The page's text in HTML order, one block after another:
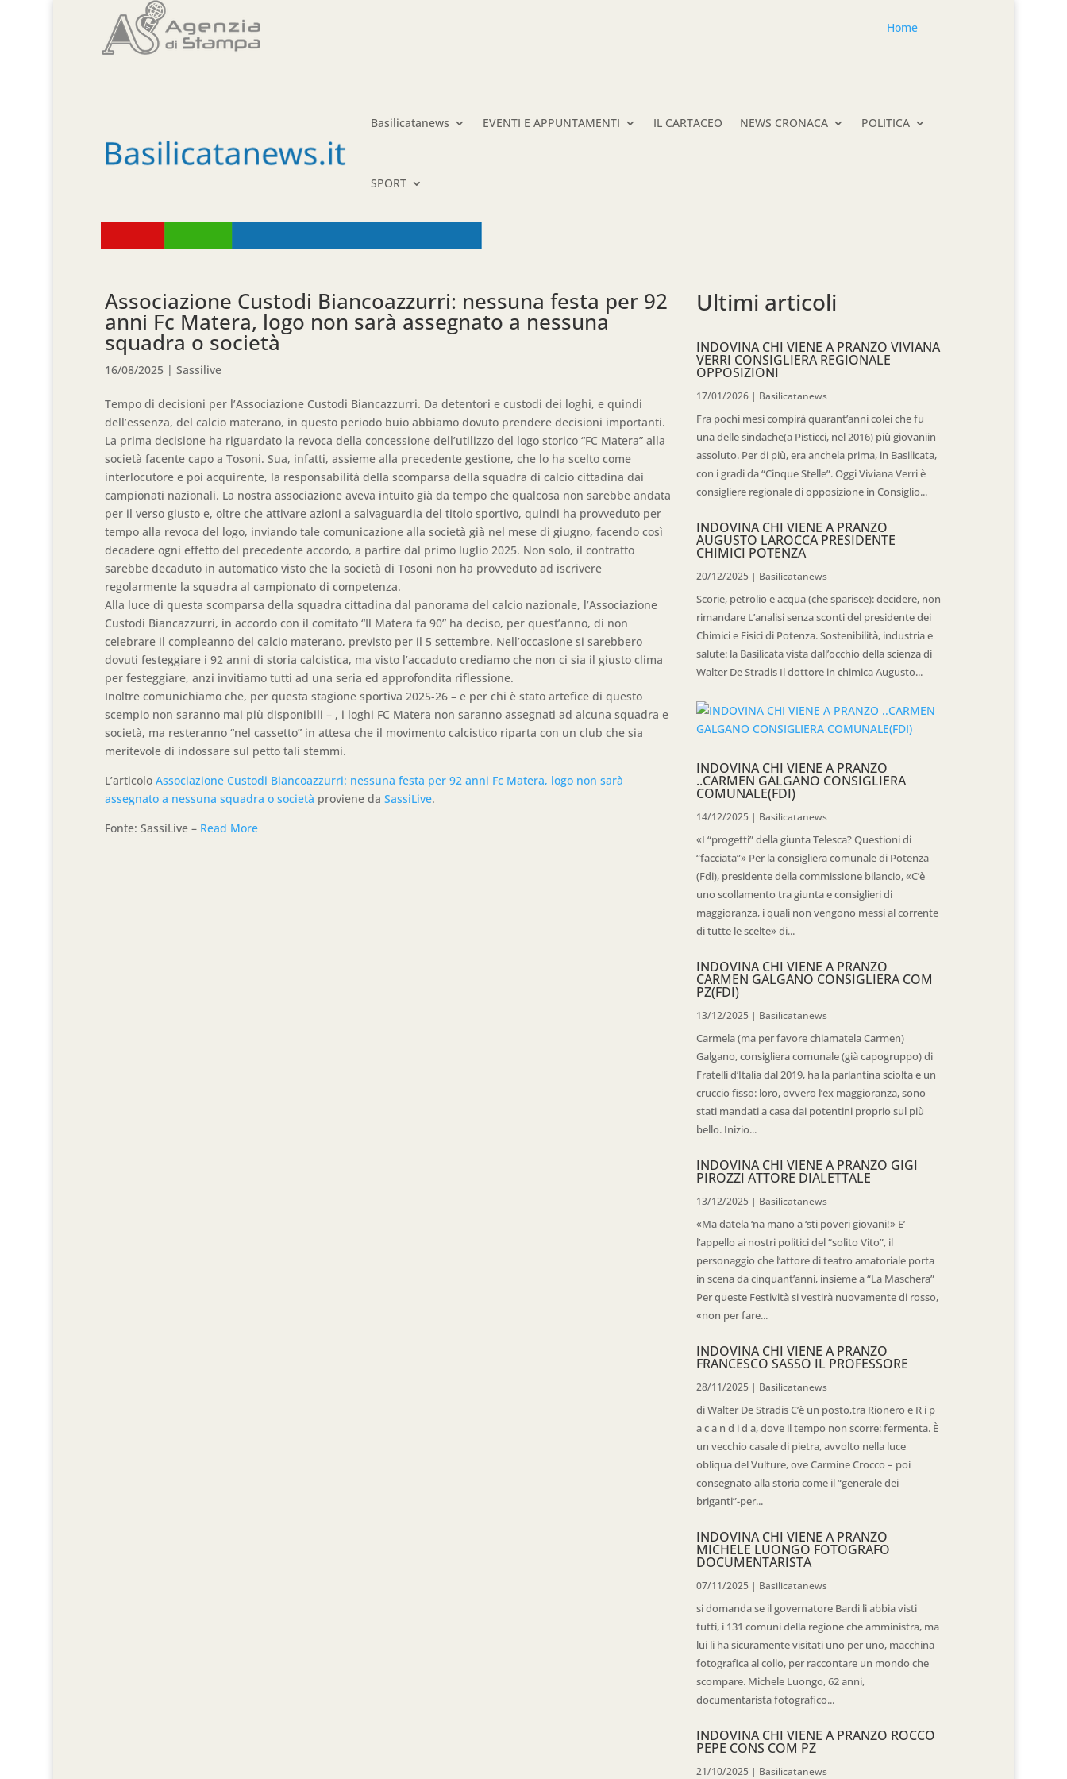
Home
Basilicatanews EVENTI E APPUNTAMENTI IL CARTACEO NEWS CRONACA POLITICA
SPORT
Associazione Custodi Biancoazzurri: nessuna festa per 92
anni Fc Matera, logo non sarà assegnato a nessuna
squadra o società
16/08/2025 |Sassilive
Tempo di decisioni per l’Associazione Custodi Biancazzurri. Da detentori e custodi dei loghi, e quindi
dell’essenza, del calcio materano, in questo periodo buio abbiamo dovuto prendere decisioni importanti.
La prima decisione ha riguardato la revoca della concessione dell’utilizzo del logo storico “FC Matera” alla
società facente capo a Tosoni. Sua, infatti, assieme alla precedente gestione, che lo ha scelto come
interlocutore e poi acquirente, la responsabilità della scomparsa della squadra di calcio cittadina dai
campionati nazionali. La nostra associazione aveva intuito già da tempo che qualcosa non sarebbe andata
per il verso giusto e, oltre che attivare azioni a salvaguardia del titolo sportivo, quindi ha provveduto per
tempo alla revoca del logo, inviando tale comunicazione alla società già nel mese di giugno, facendo così
decadere ogni effetto del precedente accordo, a partire dal primo luglio 2025. Non solo, il contratto
sarebbe decaduto in automatico visto che la società di Tosoni non ha provveduto ad iscrivere
regolarmente la squadra al campionato di competenza.
Alla luce di questa scomparsa della squadra cittadina dal panorama del calcio nazionale, l’Associazione
Custodi Biancazzurri, in accordo con il comitato “Il Matera fa 90” ha deciso, per quest’anno, di non
celebrare il compleanno del calcio materano, previsto per il 5 settembre. Nell’occasione si sarebbero
dovuti festeggiare i 92 anni di storia calcistica, ma visto l’accaduto crediamo che non ci sia il giusto clima
per festeggiare, anzi invitiamo tutti ad una seria ed approfondita riflessione.
Inoltre comunichiamo che, per questa stagione sportiva 2025-26 – e per chi è stato artefice di questo
scempio non saranno mai più disponibili – , i loghi FC Matera non saranno assegnati ad alcuna squadra e
società, ma resteranno “nel cassetto” in attesa che il movimento calcistico riparta con un club che sia
meritevole di indossare sul petto tali stemmi.
L’articoloAssociazione Custodi Biancoazzurri: nessuna festa per 92 anni Fc Matera, logo non sarà
assegnato a nessuna squadra o società proviene daSassiLive.
Fonte: SassiLive – Read More
Ultimi articoli
INDOVINA CHI VIENE A PRANZO VIVIANA
VERRI CONSIGLIERA REGIONALE
OPPOSIZIONI
17/01/2026| Basilicatanews
Fra pochi mesi compirà quarant’anni colei che fu
una delle sindache(a Pisticci, nel 2016) più giovaniin
assoluto. Per di più, era anchela prima, in Basilicata,
con i gradi da “Cinque Stelle”. Oggi Viviana Verri è
consigliere regionale di opposizione in Consiglio...
INDOVINA CHI VIENE A PRANZO
AUGUSTO LAROCCA PRESIDENTE
CHIMICI POTENZA
20/12/2025 | Basilicatanews
Scorie, petrolio e acqua (che sparisce): decidere, non
rimandare L’analisi senza sconti del presidente dei
Chimici e Fisici di Potenza. Sostenibilità, industria e
salute: la Basilicata vista dall’occhio della scienza di
Walter De Stradis Il dottore in chimica Augusto...
INDOVINA CHI VIENE A PRANZO
..CARMEN GALGANO CONSIGLIERA
COMUNALE(FDI)
14/12/2025 | Basilicatanews
«I “progetti” della giunta Telesca? Questioni di
“facciata”» Per la consigliera comunale di Potenza
(Fdi), presidente della commissione bilancio, «C’è
uno scollamento tra giunta e consiglieri di
maggioranza, i quali non vengono messi al corrente
di tutte le scelte» di...
INDOVINA CHI VIENE A PRANZO
CARMEN GALGANO CONSIGLIERA COM
PZ(FDI)
13/12/2025 | Basilicatanews
Carmela (ma per favore chiamatela Carmen)
Galgano, consigliera comunale (già capogruppo) di
Fratelli d’Italia dal 2019, ha la parlantina sciolta e un
cruccio fisso: loro, ovvero l’ex maggioranza, sono
stati mandati a casa dai potentini proprio sul più
bello. Inizio...
INDOVINA CHI VIENE A PRANZO GIGI
PIROZZI ATTORE DIALETTALE
13/12/2025 | Basilicatanews
«Ma datela ‘na mano a ‘sti poveri giovani!» E’
l’appello ai nostri politici del “solito Vito”, il
personaggio che l’attore di teatro amatoriale porta
in scena da cinquant’anni, insieme a “La Maschera”
Per queste Festività si vestirà nuovamente di rosso,
«non per fare...
INDOVINA CHI VIENE A PRANZO
FRANCESCO SASSO IL PROFESSORE
28/11/2025 | Basilicatanews
di Walter De Stradis C’è un posto,tra Rionero e R i p
a c a n d i d a, dove il tempo non scorre: fermenta. È
un vecchio casale di pietra, avvolto nella luce
obliqua del Vulture, ove Carmine Crocco – poi
consegnato alla storia come il “generale dei
briganti”-per...
INDOVINA CHI VIENE A PRANZO
MICHELE LUONGO FOTOGRAFO
DOCUMENTARISTA
07/11/2025 | Basilicatanews
si domanda se il governatore Bardi li abbia visti
tutti, i 131 comuni della regione che amministra, ma
lui li ha sicuramente visitati uno per uno, macchina
fotografica al collo, per raccontare un mondo che
scompare. Michele Luongo, 62 anni,
documentarista fotografico...
INDOVINA CHI VIENE A PRANZO ROCCO
PEPE CONS COM PZ
21/10/2025 | Basilicatanews